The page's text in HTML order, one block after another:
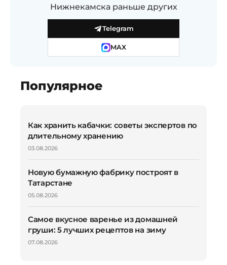
Нижнекамска раньше других
Telegram
MAX
Популярное
Как хранить кабачки: советы экспертов по
длительному хранению
03.08.2026
Новую бумажную фабрику построят в
Татарстане
05.08.2026
Самое вкусное варенье из домашней
груши: 5 лучших рецептов на зиму
07.08.2026